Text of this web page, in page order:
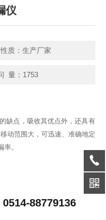
仪
质：生产厂家
量：1753
缺点，吸收其优点外，还具有
动范围大，可迅速、准确地定
。
0514-88779136